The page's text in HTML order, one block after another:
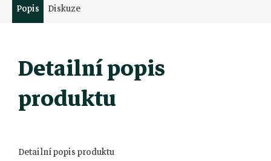
Popis Diskuze
Detailní popis
produktu
Detailní popis produktu